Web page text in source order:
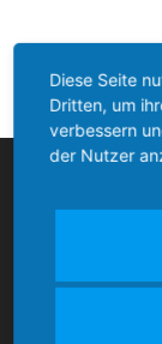
Diese Seite
Dritten, um
verbessern
der Nutzer